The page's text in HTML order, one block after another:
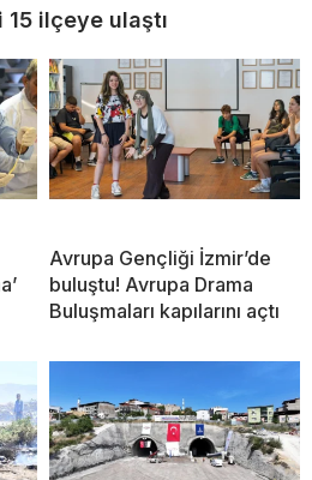
ilçeye ulaştı
Avrupa Gençliği İzmir’de
buluştu! Avrupa Drama
Buluşmaları kapılarını açtı